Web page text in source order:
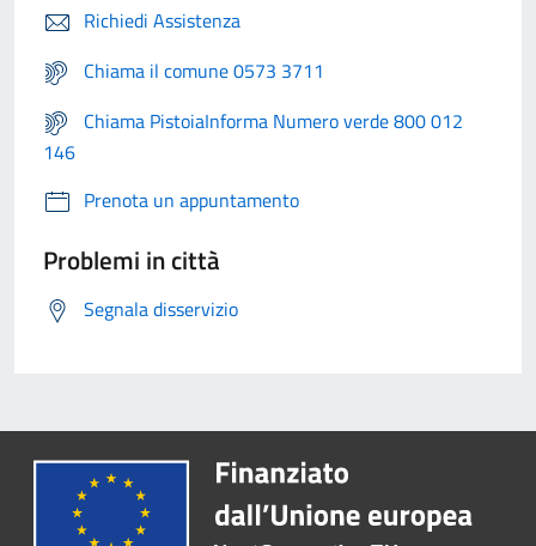
Richiedi Assistenza
Chiama il comune 0573 3711
Chiama PistoiaInforma Numero verde 800 012
146
Prenota un appuntamento
Problemi in città
Segnala disservizio